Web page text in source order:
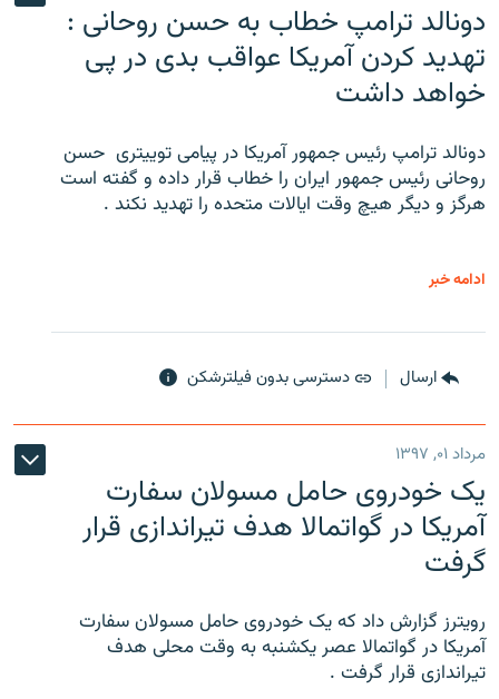
دونالد ترامپ خطاب به حسن روحانی :
تهدید کردن آمریکا عواقب بدی در پی
خواهد داشت
دونالد ترامپ رئیس جمهور آمریکا در پیامی توییتری ‌ حسن
روحانی رئیس جمهور ایران را خطاب قرار داده و گفته است
هرگز و دیگر هیچ وقت ایالات متحده را تهدید نکند .
ادامه خبر
ارسال دسترسی بدون فیلترشکن
مرداد ۰۱, ۱۳۹۷
یک خودروی حامل مسولان سفارت
آمریکا در گواتمالا هدف تیراندازی قرار
گرفت
رویترز گزارش داد که یک خودروی حامل مسولان سفارت
آمریکا در گواتمالا عصر یکشنبه به وقت محلی هدف
تیراندازی قرار گرفت .